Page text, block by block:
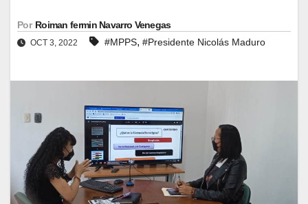
Por Roiman fermin Navarro Venegas
OCT 3, 2022 #MPPS, #Presidente Nicolás Maduro